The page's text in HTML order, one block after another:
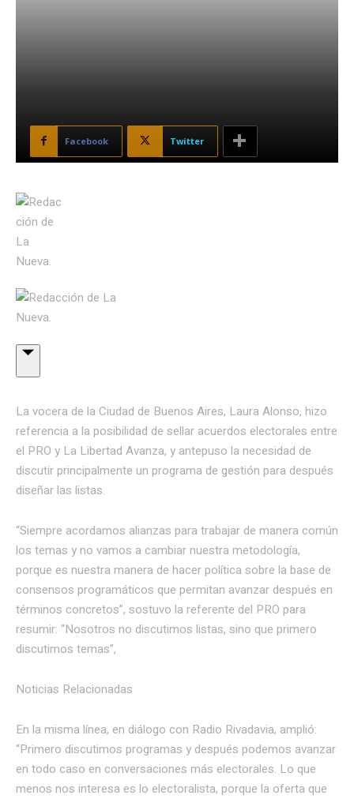
Facebook Twitter
La vocera de la Ciudad de Buenos Aires, Laura Alonso, hizo
referencia a la posibilidad de sellar acuerdos electorales entre
el PRO y La Libertad Avanza, y antepuso la necesidad de
discutir principalmente un programa de gestión para después
diseñar las listas.
“Siempre acordamos alianzas para trabajar de manera común
los temas y no vamos a cambiar nuestra metodología,
porque es nuestra manera de hacer política sobre la base de
consensos programáticos que permitan avanzar después en
términos concretos”, sostuvo la referente del PRO para
resumir: “Nosotros no discutimos listas, sino que primero
discutimos temas”,
Noticias Relacionadas
En la misma línea, en diálogo con Radio Rivadavia, amplió:
“Primero discutimos programas y después podemos avanzar
en todo caso en conversaciones más electorales. Lo que
menos nos interesa es lo electoralista, porque la oferta que